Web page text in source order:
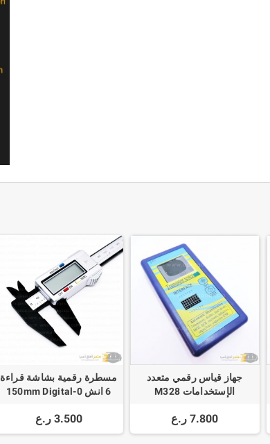
جهاز قياس رقمي متعدد
الإستخدامات M328
Diode Thyristor
Capacitance Resistor
7.800 ر.ع
مسطرة رقمية بشاشة قراءة
6 انش 0-150mm Digital
3.500 ر.ع